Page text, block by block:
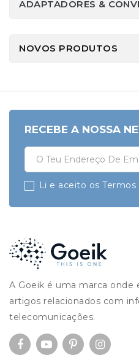
ADAPTADORES &
NOVOS PRODUTOS
RECEBE A NOSSA
Li e aceito os
A Goeik é uma marca
artigos relacionados com
telecomunicações.